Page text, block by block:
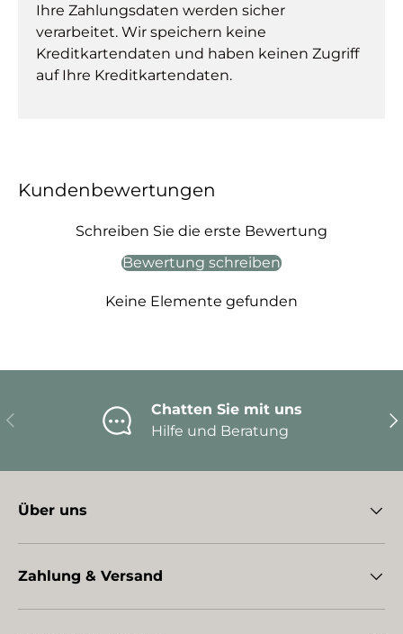
Ihre Zahlungsdaten werden sicher
verarbeitet. Wir speichern keine
Kreditkartendaten und haben keinen Zugriff
auf Ihre Kreditkartendaten.
Kundenbewertungen
Schreiben Sie die erste Bewertung
Bewertung schreiben
Keine Elemente gefunden
Vorherige
Chatten Sie mit uns
Hilfe und Beratung
Über uns
Zahlung & Versand